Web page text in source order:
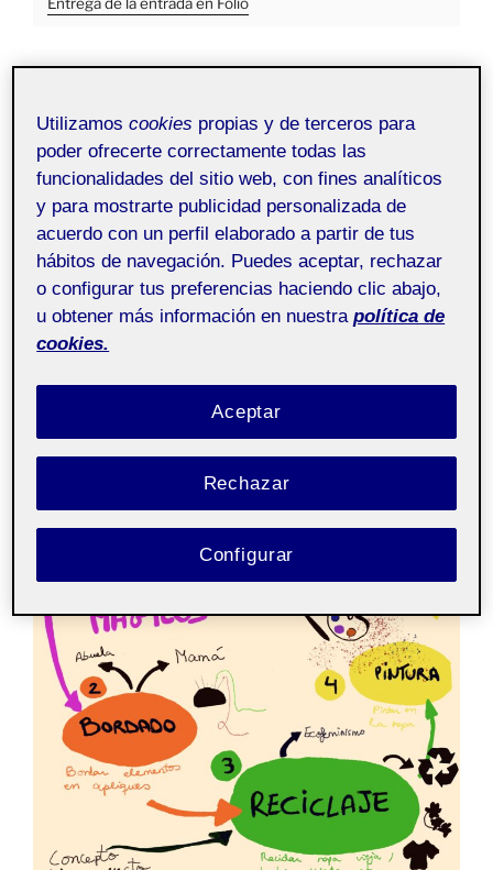
Entrega de la entrada en Folio
Sociograma
Utilizamoscookies propias y de terceros para
poder ofrecerte correctamente todas las
funcionalidades del sitio web, con fines analíticos
y para mostrarte publicidad personalizada de
acuerdo con un perfil elaborado a partir de tus
hábitos de navegación. Puedes aceptar, rechazar
o configurar tus preferencias haciendo clic abajo,
u obtener más información en nuestra política de
cookies.
Rechazar
Aceptar
Configurar